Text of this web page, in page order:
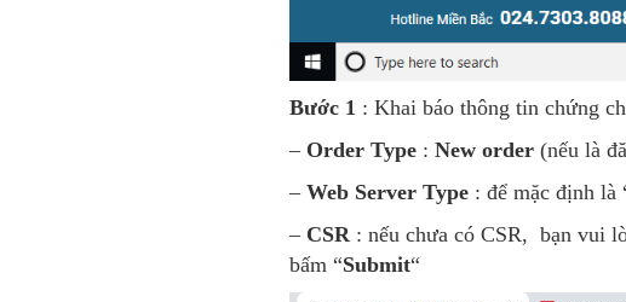
Bước 1 : Khai báo thông tin chứng
– Order Type : New order (nếu là
– Web Server Type : để mặc định là
– CSR : nếu chưa có CSR, bạn vui
bấm “Submit“